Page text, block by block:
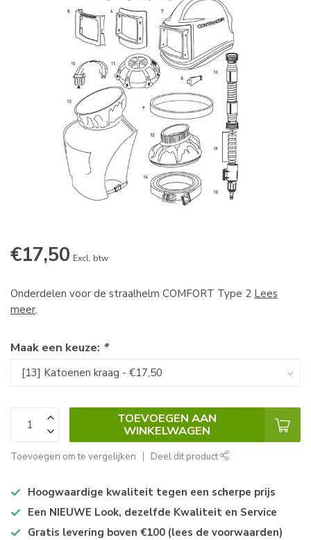
€17,50 Excl. btw
Onderdelen voor de straalhelm COMFORT Type 2 Lees
meer.
Maak een keuze: *
TOEVOEGEN AAN
WINKELWAGEN
Toevoegen om te vergelijken Deel dit product
Hoogwaardige kwaliteit tegen een scherpe prijs
Een NIEUWE Look, dezelfde Kwaliteit en Service
Gratis levering boven €100 (lees de voorwaarden)